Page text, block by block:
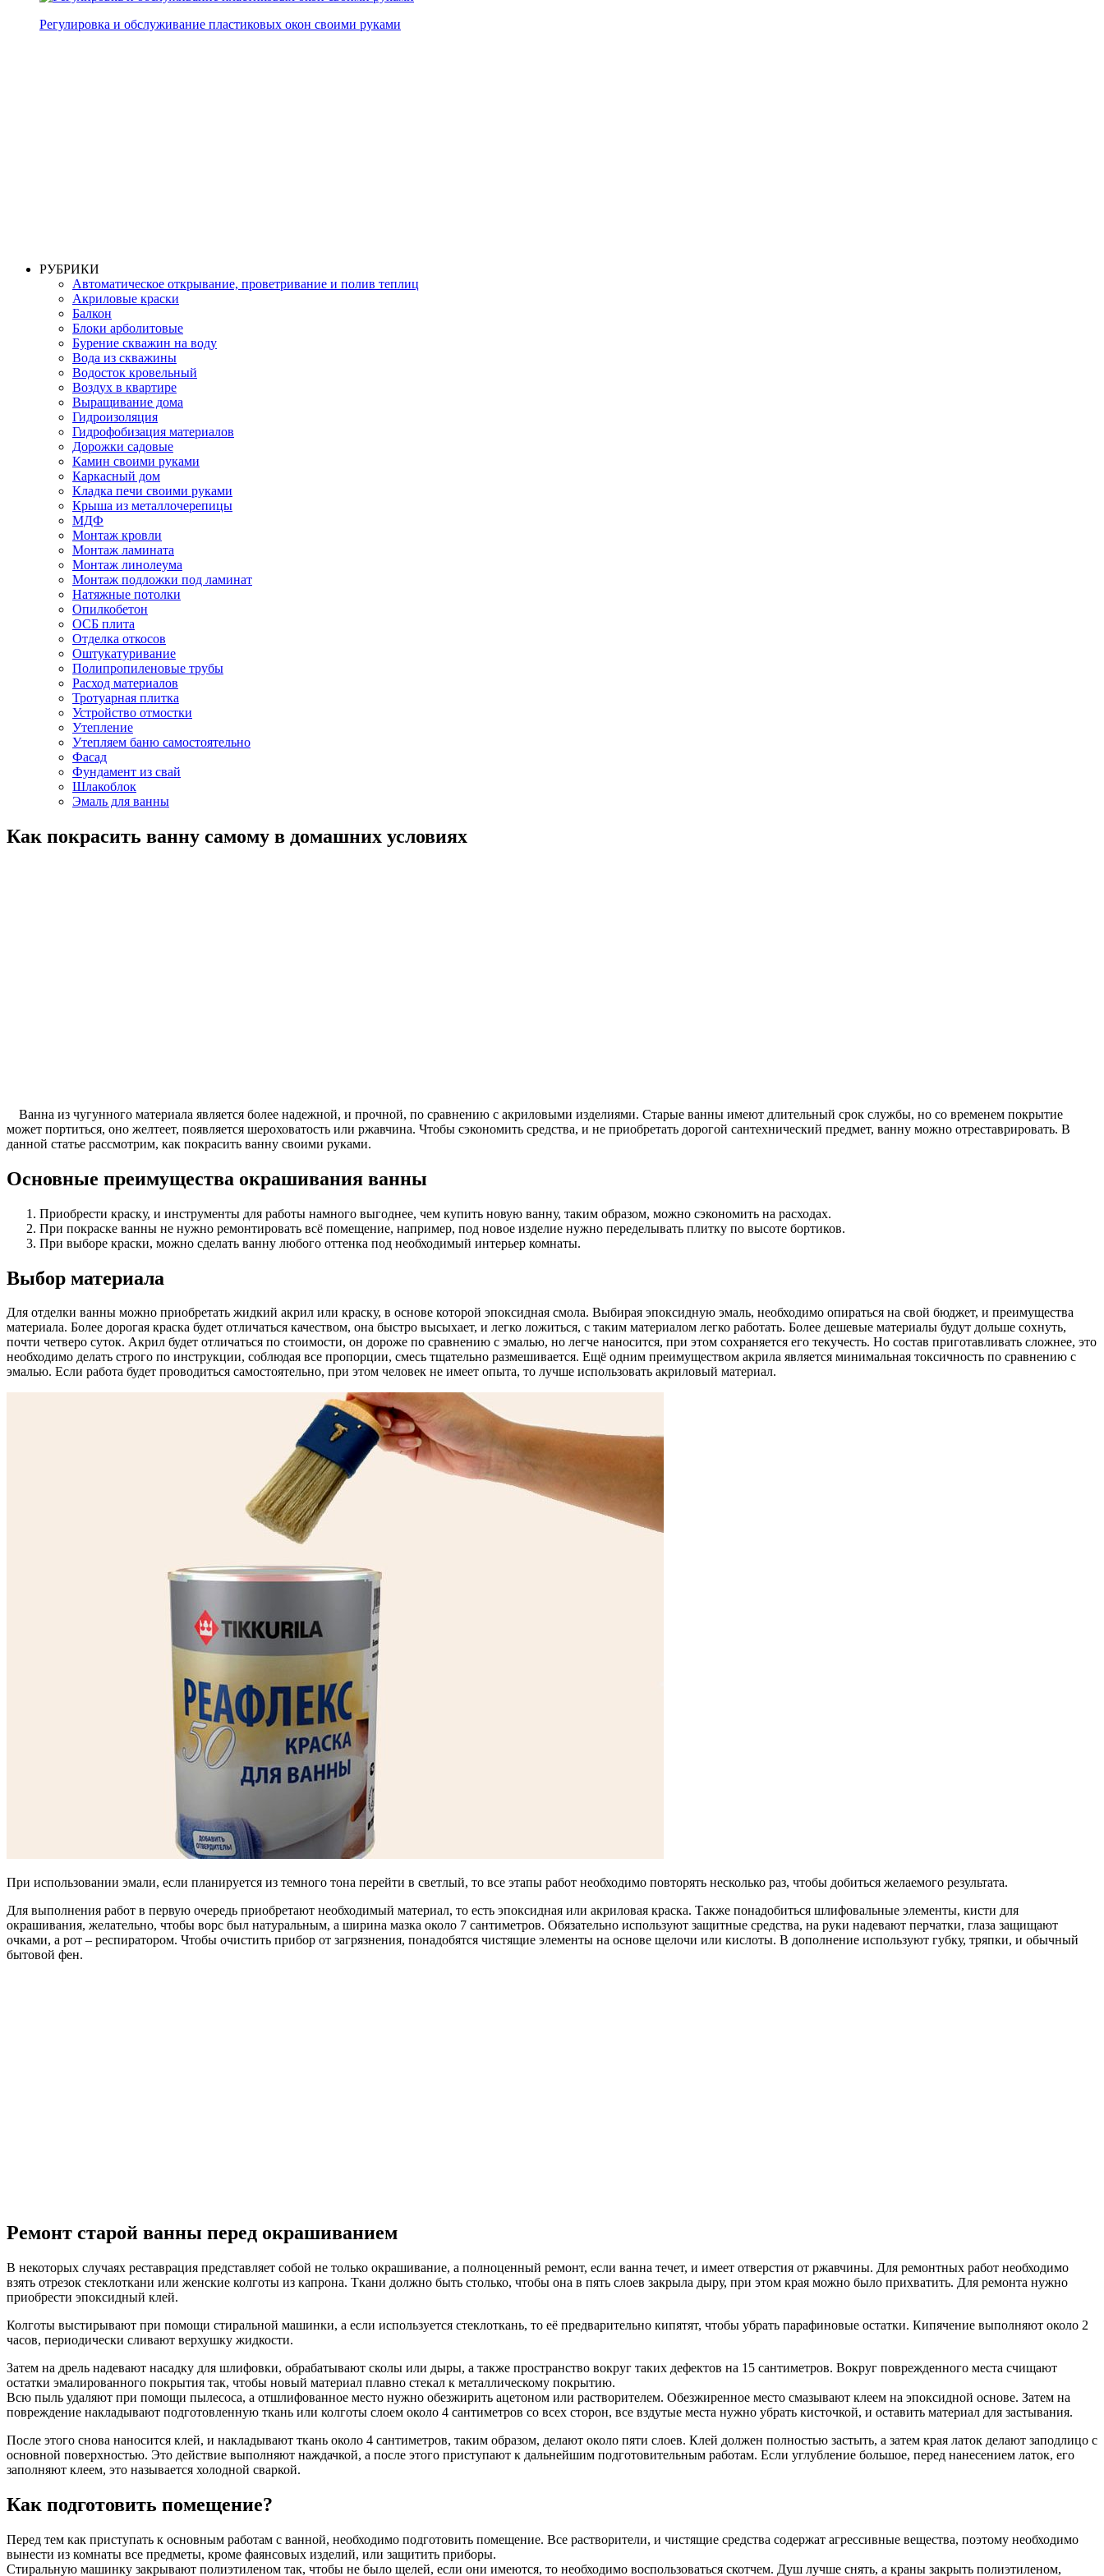
Регулировка и обслуживание пластиковых окон своими руками
РУБРИКИ
Автоматическое открывание, проветривание и полив теплиц
Акриловые краски
Балкон
Блоки арболитовые
Бурение скважин на воду
Вода из скважины
Водосток кровельный
Воздух в квартире
Выращивание дома
Гидроизоляция
Гидрофобизация материалов
Дорожки садовые
Камин своими руками
Каркасный дом
Кладка печи своими руками
Крыша из металлочерепицы
МДФ
Монтаж кровли
Монтаж ламината
Монтаж линолеума
Монтаж подложки под ламинат
Натяжные потолки
Опилкобетон
ОСБ плита
Отделка откосов
Оштукатуривание
Полипропиленовые трубы
Расход материалов
Тротуарная плитка
Устройство отмостки
Утепление
Утепляем баню самостоятельно
Фасад
Фундамент из свай
Шлакоблок
Эмаль для ванны
Как покрасить ванну самому в домашних условиях
Ванна из чугунного материала является более надежной, и прочной, по сравнению с акриловыми изделиями. Старые ванны имеют длительный срок службы, но со временем покрытие
может портиться, оно желтеет, появляется шероховатость или ржавчина. Чтобы сэкономить средства, и не приобретать дорогой сантехнический предмет, ванну можно отреставрировать. В
данной статье рассмотрим, как покрасить ванну своими руками.
Основные преимущества окрашивания ванны
Приобрести краску, и инструменты для работы намного выгоднее, чем купить новую ванну, таким образом, можно сэкономить на расходах.
При покраске ванны не нужно ремонтировать всё помещение, например, под новое изделие нужно переделывать плитку по высоте бортиков.
При выборе краски, можно сделать ванну любого оттенка под необходимый интерьер комнаты.
Выбор материала
Для отделки ванны можно приобретать жидкий акрил или краску, в основе которой эпоксидная смола. Выбирая эпоксидную эмаль, необходимо опираться на свой бюджет, и преимущества
материала. Более дорогая краска будет отличаться качеством, она быстро высыхает, и легко ложиться, с таким материалом легко работать. Более дешевые материалы будут дольше сохнуть,
почти четверо суток. Акрил будет отличаться по стоимости, он дороже по сравнению с эмалью, но легче наносится, при этом сохраняется его текучесть. Но состав приготавливать сложнее, это
необходимо делать строго по инструкции, соблюдая все пропорции, смесь тщательно размешивается. Ещё одним преимуществом акрила является минимальная токсичность по сравнению с
эмалью. Если работа будет проводиться самостоятельно, при этом человек не имеет опыта, то лучше использовать акриловый материал.
При использовании эмали, если планируется из темного тона перейти в светлый, то все этапы работ необходимо повторять несколько раз, чтобы добиться желаемого результата.
Для выполнения работ в первую очередь приобретают необходимый материал, то есть эпоксидная или акриловая краска. Также понадобиться шлифовальные элементы, кисти для
окрашивания, желательно, чтобы ворс был натуральным, а ширина мазка около 7 сантиметров. Обязательно используют защитные средства, на руки надевают перчатки, глаза защищают
очками, а рот – респиратором. Чтобы очистить прибор от загрязнения, понадобятся чистящие элементы на основе щелочи или кислоты. В дополнение используют губку, тряпки, и обычный
бытовой фен.
Ремонт старой ванны перед окрашиванием
В некоторых случаях реставрация представляет собой не только окрашивание, а полноценный ремонт, если ванна течет, и имеет отверстия от ржавчины. Для ремонтных работ необходимо
взять отрезок стеклоткани или женские колготы из капрона. Ткани должно быть столько, чтобы она в пять слоев закрыла дыру, при этом края можно было прихватить. Для ремонта нужно
приобрести эпоксидный клей.
Колготы выстирывают при помощи стиральной машинки, а если используется стеклоткань, то её предварительно кипятят, чтобы убрать парафиновые остатки. Кипячение выполняют около 2
часов, периодически сливают верхушку жидкости.
Затем на дрель надевают насадку для шлифовки, обрабатывают сколы или дыры, а также пространство вокруг таких дефектов на 15 сантиметров. Вокруг поврежденного места счищают
остатки эмалированного покрытия так, чтобы новый материал плавно стекал к металлическому покрытию.
Всю пыль удаляют при помощи пылесоса, а отшлифованное место нужно обезжирить ацетоном или растворителем. Обезжиренное место смазывают клеем на эпоксидной основе. Затем на
повреждение накладывают подготовленную ткань или колготы слоем около 4 сантиметров со всех сторон, все вздутые места нужно убрать кисточкой, и оставить материал для застывания.
После этого снова наносится клей, и накладывают ткань около 4 сантиметров, таким образом, делают около пяти слоев. Клей должен полностью застыть, а затем края латок делают заподлицо с
основной поверхностью. Это действие выполняют наждачкой, а после этого приступают к дальнейшим подготовительным работам. Если углубление большое, перед нанесением латок, его
заполняют клеем, это называется холодной сваркой.
Как подготовить помещение?
Перед тем как приступать к основным работам с ванной, необходимо подготовить помещение. Все растворители, и чистящие средства содержат агрессивные вещества, поэтому необходимо
вынести из комнаты все предметы, кроме фаянсовых изделий, или защитить приборы.
Стиральную машинку закрывают полиэтиленом так, чтобы не было щелей, если они имеются, то необходимо воспользоваться скотчем. Душ лучше снять, а краны закрыть полиэтиленом,